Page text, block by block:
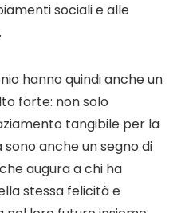
sociali e alle
hanno quindi anche un
forte: non solo
tangibile per la
anche un segno di
augura a chi ha
stessa felicità e